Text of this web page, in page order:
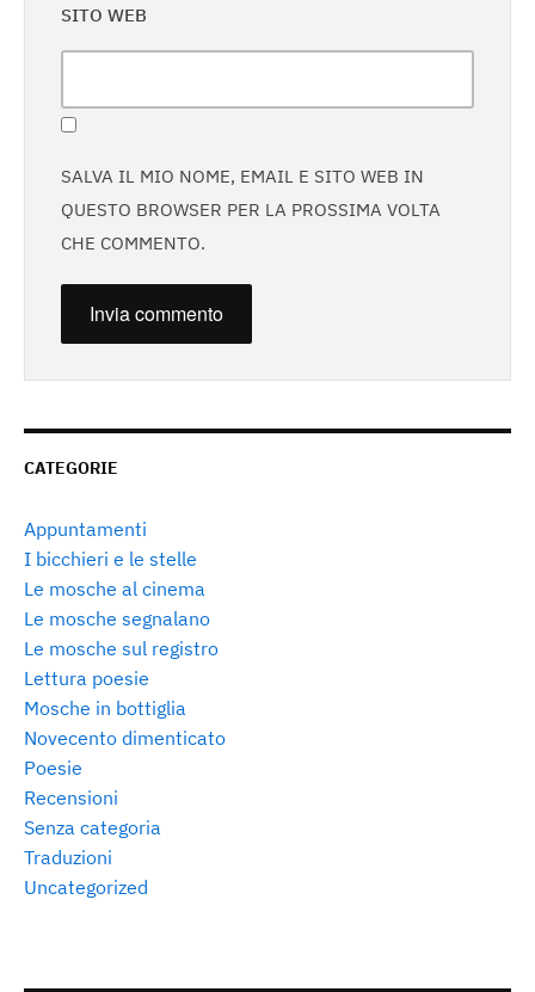
CATEGORIE
Appuntamenti
I bicchieri e le stelle
Le mosche al cinema
Le mosche segnalano
Le mosche sul registro
Lettura poesie
Mosche in bottiglia
Novecento dimenticato
Poesie
Recensioni
Senza categoria
Traduzioni
Uncategorized
SITO WEB
SALVA IL MIO NOME, EMAIL E SITO WEB IN
QUESTO BROWSER PER LA PROSSIMA VOLTA
CHE COMMENTO.